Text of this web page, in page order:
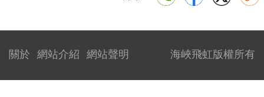
海峽飛虹版權所有
關於 網站介紹 網站聲明